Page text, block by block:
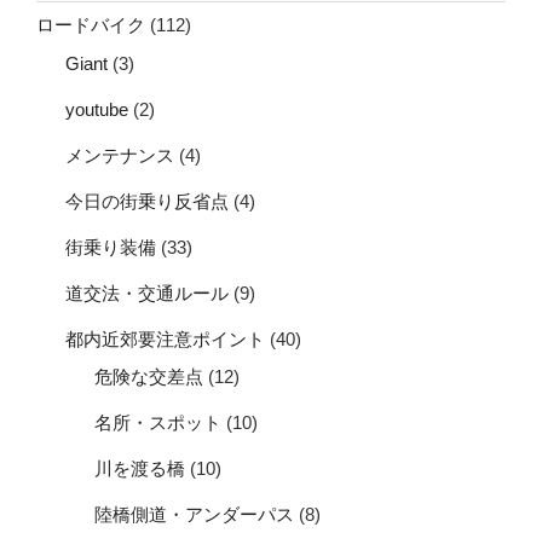
ロードバイク (112)
Giant (3)
youtube (2)
メンテナンス (4)
今日の街乗り反省点 (4)
街乗り装備 (33)
道交法・交通ルール (9)
都内近郊要注意ポイント (40)
危険な交差点 (12)
名所・スポット (10)
川を渡る橋 (10)
陸橋側道・アンダーパス (8)